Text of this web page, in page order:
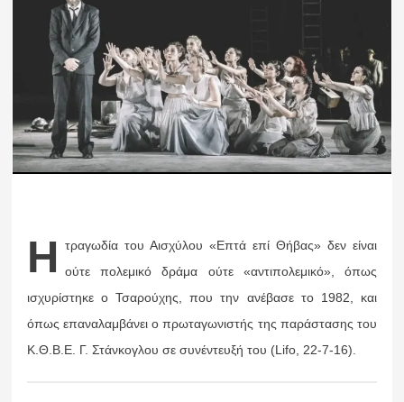
Η
τραγωδία του Αισχύλου «Επτά επί Θήβας» δεν είναι
ούτε πολεμικό δράμα ούτε «αντιπολεμικό», όπως
ισχυρίστηκε ο Τσαρούχης, που την ανέβασε το 1982, και
όπως επαναλαμβάνει ο πρωταγωνιστής της παράστασης του
Κ.Θ.Β.Ε. Γ. Στάνκογλου σε συνέντευξή του (Lifo, 22-7-16).